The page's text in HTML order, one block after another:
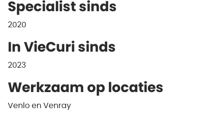
Specialist sinds
2020
In VieCuri sinds
2023
Werkzaam op locaties
Venlo en Venray